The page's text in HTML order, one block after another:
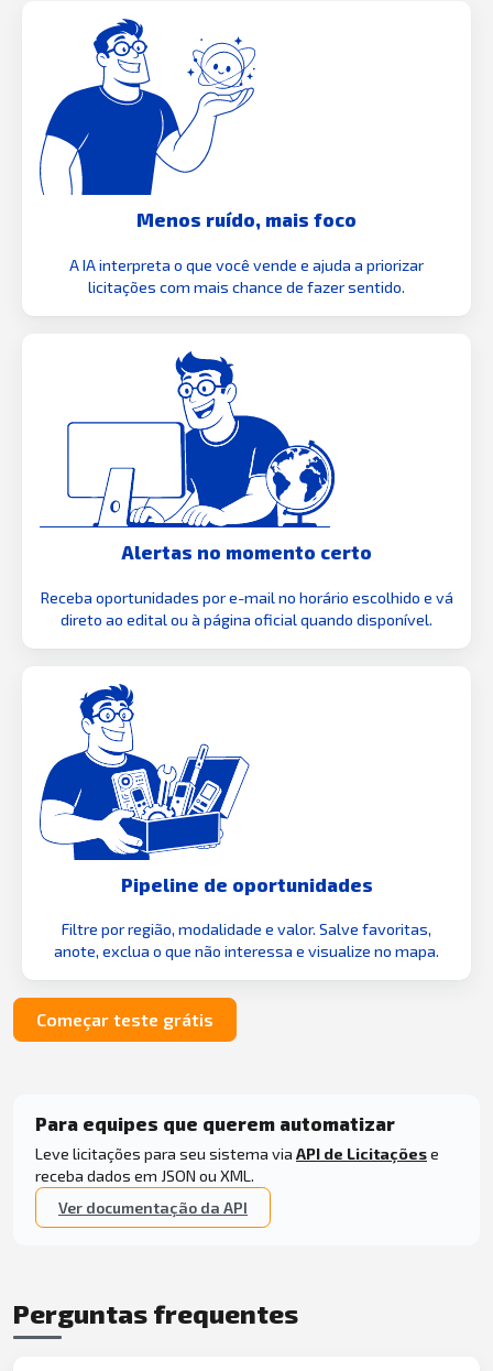
Menos ruído, mais foco
A IA interpreta o que você vende e ajuda a priorizar
licitações com mais chance de fazer sentido.
Alertas no momento certo
Receba oportunidades por e-mail no horário escolhido e vá
direto ao edital ou à página oficial quando disponível.
Pipeline de oportunidades
Filtre por região, modalidade e valor. Salve favoritas,
anote, exclua o que não interessa e visualize no mapa.
Começar teste grátis
Para equipes que querem automatizar
Leve licitações para seu sistema via API de Licitaçõese
receba dados em JSON ou XML.
Ver documentação da API
Perguntas frequentes